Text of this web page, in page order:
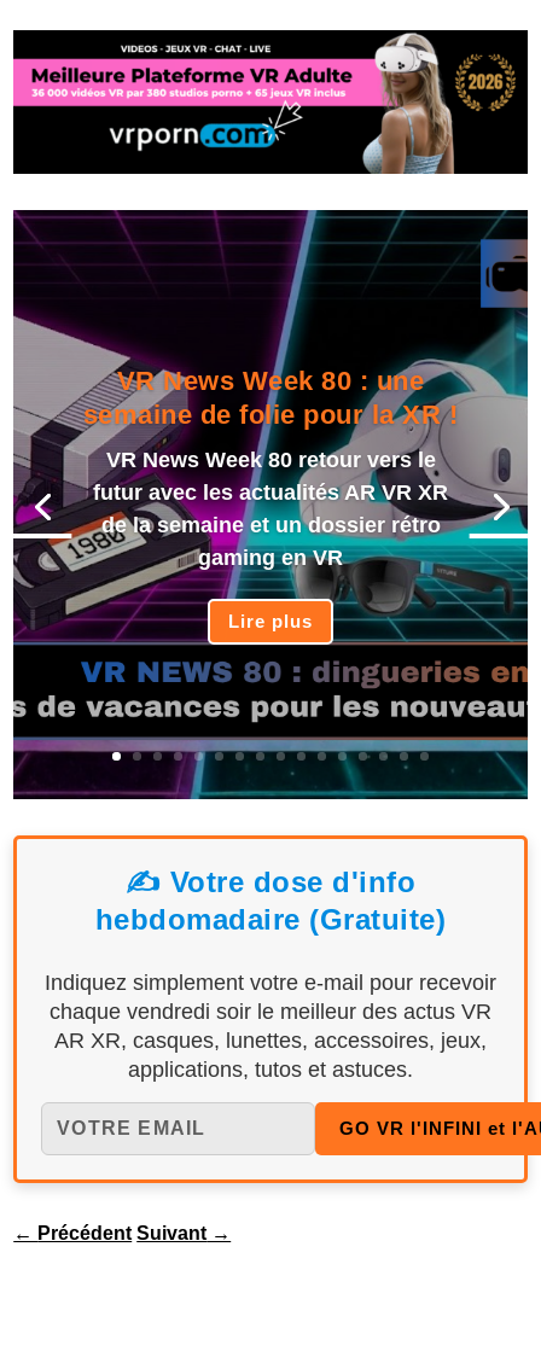
VR News Week 80 : une
semaine de folie pour la XR !
VR News Week 80 retour vers le
futur avec les actualités AR VR XR
de la semaine et un dossier rétro
gaming en VR
Lire plus
✍️ Votre dose d'info
hebdomadaire (Gratuite)
Indiquez simplement votre e-mail pour recevoir
chaque vendredi soir le meilleur des actus VR
AR XR, casques, lunettes, accessoires, jeux,
applications, tutos et astuces.
← Précédent Suivant →